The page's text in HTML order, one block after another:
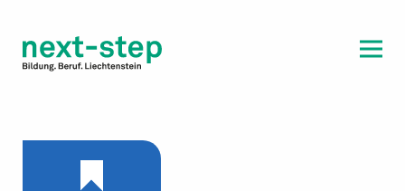
Beratung & Unterstützung